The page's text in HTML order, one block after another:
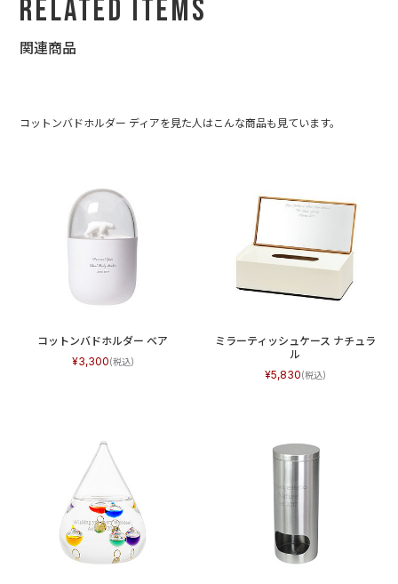
Related Items
関連商品
コットンバドホルダー ディアを見た人はこんな商品も見ています。
コットンバドホルダー ベア
3,300
ミラーティッシュケース ナチュラ
ル
5,830